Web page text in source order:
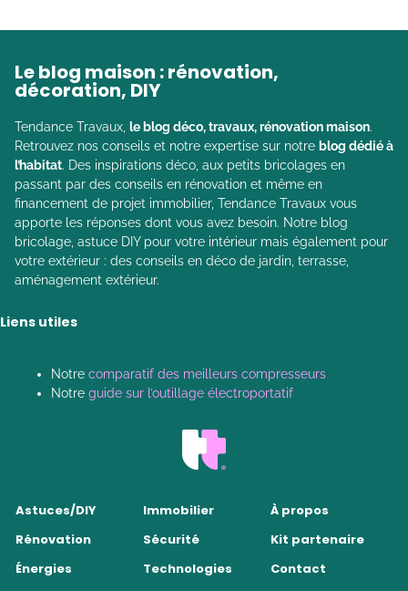
Le blog maison : rénovation,
décoration, DIY
Tendance Travaux, le blog déco, travaux, rénovation maison.
Retrouvez nos conseils et notre expertise sur notre blog dédié à
l’habitat. Des inspirations déco, aux petits bricolages en
passant par des conseils en rénovation et même en
financement de projet immobilier, Tendance Travaux vous
apporte les réponses dont vous avez besoin. Notre blog
bricolage, astuce DIY pour votre intérieur mais également pour
votre extérieur : des conseils en déco de jardin, terrasse,
aménagement extérieur.
Liens utiles
Notre comparatif des meilleurs compresseurs
Notre guide sur l’outillage électroportatif
Astuces/DIY
Rénovation
Énergies
Immobilier
Sécurité
Technologies
À propos
Kit partenaire
Contact